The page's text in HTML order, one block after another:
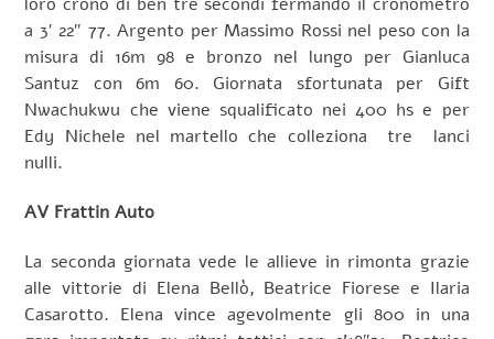
a 3′ 22″ 77. Argento per Massimo Rossi nel peso con la
misura di 16m 98 e bronzo nel lungo per Gianluca
Santuz con 6m 60. Giornata sfortunata per Gift
Nwachukwu che viene squalificato nei 400 hs e per
Edy Nichele nel martello che colleziona tre lanci
nulli.
AV Frattin Auto
La seconda giornata vede le allieve in rimonta grazie
alle vittorie di Elena Bellò, Beatrice Fiorese e Ilaria
Casarotto. Elena vince agevolmente gli 800 in una